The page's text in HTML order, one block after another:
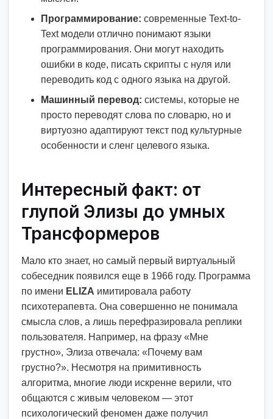
Программирование: современные Text-to-
Text модели отлично понимают языки
программирования. Они могут находить
ошибки в коде, писать скрипты с нуля или
переводить код с одного языка на другой.
Машинный перевод: системы, которые не
просто переводят слова по словарю, но и
виртуозно адаптируют текст под культурные
особенности и сленг целевого языка.
Интересный факт: от
глупой Элизы до умных
Трансформеров
Мало кто знает, но самый первый виртуальный
собеседник появился еще в 1966 году. Программа
по имени ELIZA имитировала работу
психотерапевта. Она совершенно не понимала
смысла слов, а лишь перефразировала реплики
пользователя. Например, на фразу «Мне
грустно», Элиза отвечала: «Почему вам
грустно?». Несмотря на примитивность
алгоритма, многие люди искренне верили, что
общаются с живым человеком — этот
психологический феномен даже получил